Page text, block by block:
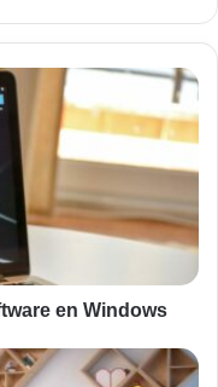
en Windows